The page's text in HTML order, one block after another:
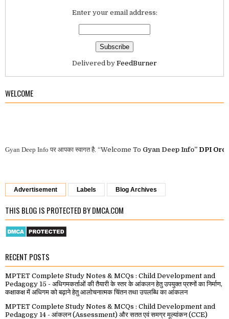
Enter your email address:
Delivered by FeedBurner
WELCOME
Deep Infoपर आपका स्वागत है. “Welcome ToGyan Deep Info”DPI Orders-
Advertisement Labels Blog Archives
THIS BLOG IS PROTECTED BY DMCA.COM
RECENT POSTS
MPTET Complete Study Notes & MCQs : Child Development and
Pedagogy 15 - अधिगमकर्ताओं की तैयारी के स्तर के आंकलन हेतु उपयुक्त प्रश्नों का निर्माण,
कक्षाकक्ष में अधिगम को बढ़ाने हेतु आलोचनात्मक चिंतन तथा उपलब्धि का आंकलन
MPTET Complete Study Notes & MCQs : Child Development and
Pedagogy 14 - आंकलन (Assessment) और सतत एवं समग्र मूल्यांकन (CCE)